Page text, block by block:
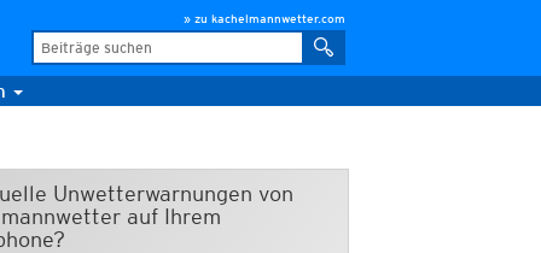
» zu kachelmannwetter.com
Unwetterwarnungen von
auf Ihrem